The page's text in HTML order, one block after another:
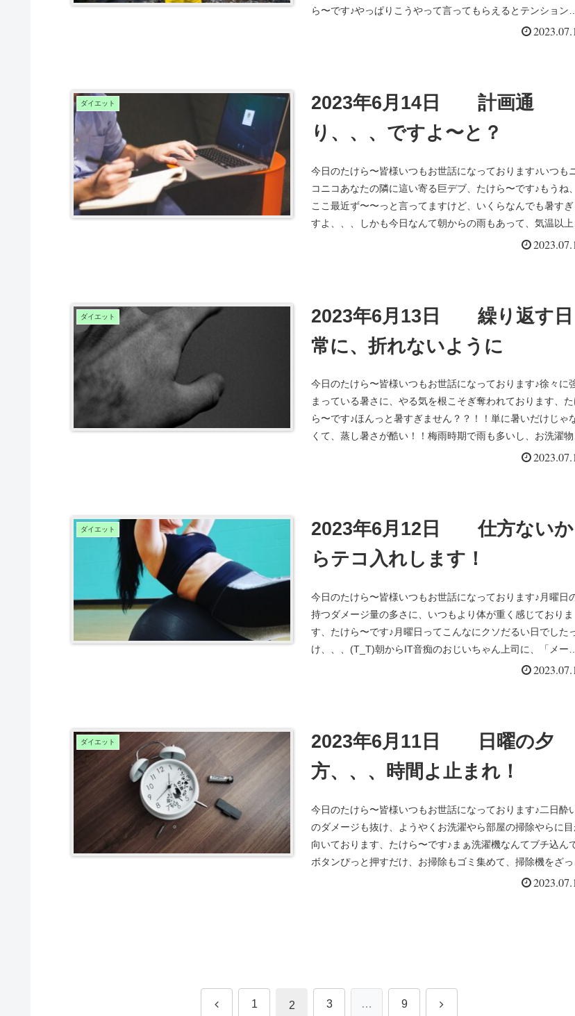
ら〜です♪やっぱりこうやって言ってもらえるとテンションも
ダイエット
2023年6月14日 計画通
り、、、ですよ〜と？
今日のたけら〜皆様いつもお世話になっております♪いつも
コニコあなたの隣に這い寄る巨デブ、たけら〜です♪もうね、
ここ最近ず〜〜っと言ってますけど、いくらなんでも暑すぎ
すよ、、、しかも今日なんて朝からの雨もあって、気温以上
ダイエット
2023年6月13日 繰り返す日
常に、折れないように
今日のたけら〜皆様いつもお世話になっております♪徐々に
まっている暑さに、やる気を根こそぎ奪われております、た
ら〜です♪ほんっと暑すぎません？？！！単に暑いだけじゃ
くて、蒸し暑さが酷い！！梅雨時期で雨も多いし、お洗濯物
ダイエット
2023年6月12日 仕方ないか
らテコ入れします！
今日のたけら〜皆様いつもお世話になっております♪月曜日
持つダメージ量の多さに、いつもより体が重く感じておりま
す、たけら〜です♪月曜日ってこんなにクソだるい日でした
け、、、(T_T)朝からIT音痴のおじいちゃん上司に、「メール
ダイエット
2023年6月11日 日曜の夕
方、、、時間よ止まれ！
今日のたけら〜皆様いつもお世話になっております♪二日酔
のダメージも抜け、ようやくお洗濯やら部屋の掃除やらに
向いております、たけら〜です♪まぁ洗濯機なんてブチ込ん
ボタンぴっと押すだけ、お掃除もゴミ集めて、掃除機をざっ
前 1 2 3 … 9 次